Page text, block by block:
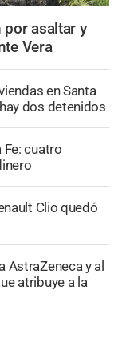
asaltar y
Vera
en Santa
dos detenidos
Fe: cuatro
Clio quedó
AstraZeneca y al
atribuye a la